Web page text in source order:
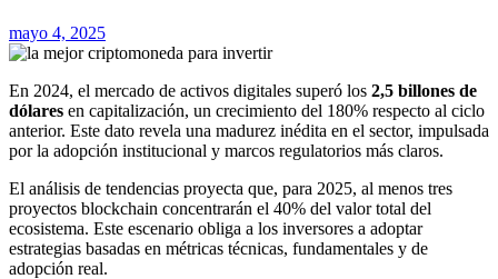
mayo 4, 2025
En 2024, el mercado de activos digitales superó los 2,5 billones de
dólares en capitalización, un crecimiento del 180% respecto al ciclo
anterior. Este dato revela una madurez inédita en el sector, impulsada
por la adopción institucional y marcos regulatorios más claros.
El análisis de tendencias proyecta que, para 2025, al menos tres
proyectos blockchain concentrarán el 40% del valor total del
ecosistema. Este escenario obliga a los inversores a adoptar
estrategias basadas en métricas técnicas, fundamentales y de
adopción real.